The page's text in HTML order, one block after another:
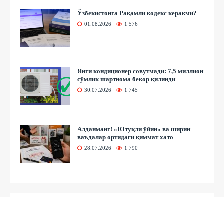
Ўзбекистонга Рақамли кодекс керакми?
01.08.2026 1 576
Янги кондиционер совутмади: 7,5 миллион
сўмлик шартнома бекор қилинди
30.07.2026 1 745
Алданманг! «Ютуқли ўйин» ва ширин
ваъдалар ортидаги қиммат хато
28.07.2026 1 790